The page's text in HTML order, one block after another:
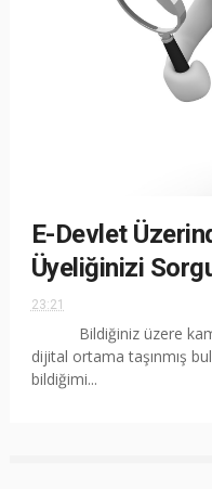
E-Devlet
Üyeliğinizi
23:21
Bildiğiniz üzere kamu
dijital ortama taşınmış
bildiğimi...